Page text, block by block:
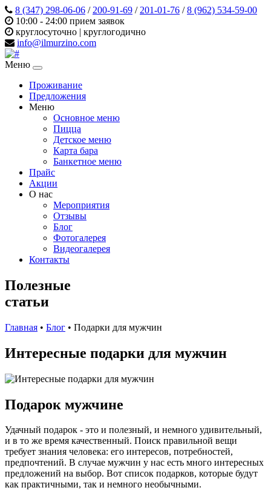
8 (347) 298‑06‑06 / 200-91-69 / 201-01-76 /8 (962) 534‑59‑00
10:00 - 24:00 прием заявок
круглосуточно | круглогодично
info@ilmurzino.com
Меню
Проживание
Предложения
Меню
Основное меню
Пицца
Детское меню
Карта бара
Банкетное меню
Прайс
Акции
О нас
Мероприятия
Отзывы
Блог
Фотогалерея
Видеогалерея
Контакты
Полезные
статьи
Главная • Блог • Подарки для мужчин
Интересные подарки для мужчин
Подарок мужчине
Удачный подарок - это и полезный, и немного удивительный,
и в то же время качественный. Поиск правильной вещи
требует знания человека: его интересов, потребностей,
предпочтений. В случае мужчин у нас есть много интересных
предложений на выбор. Вот список подарков, которые будут
как практичными, так и немного необычными.